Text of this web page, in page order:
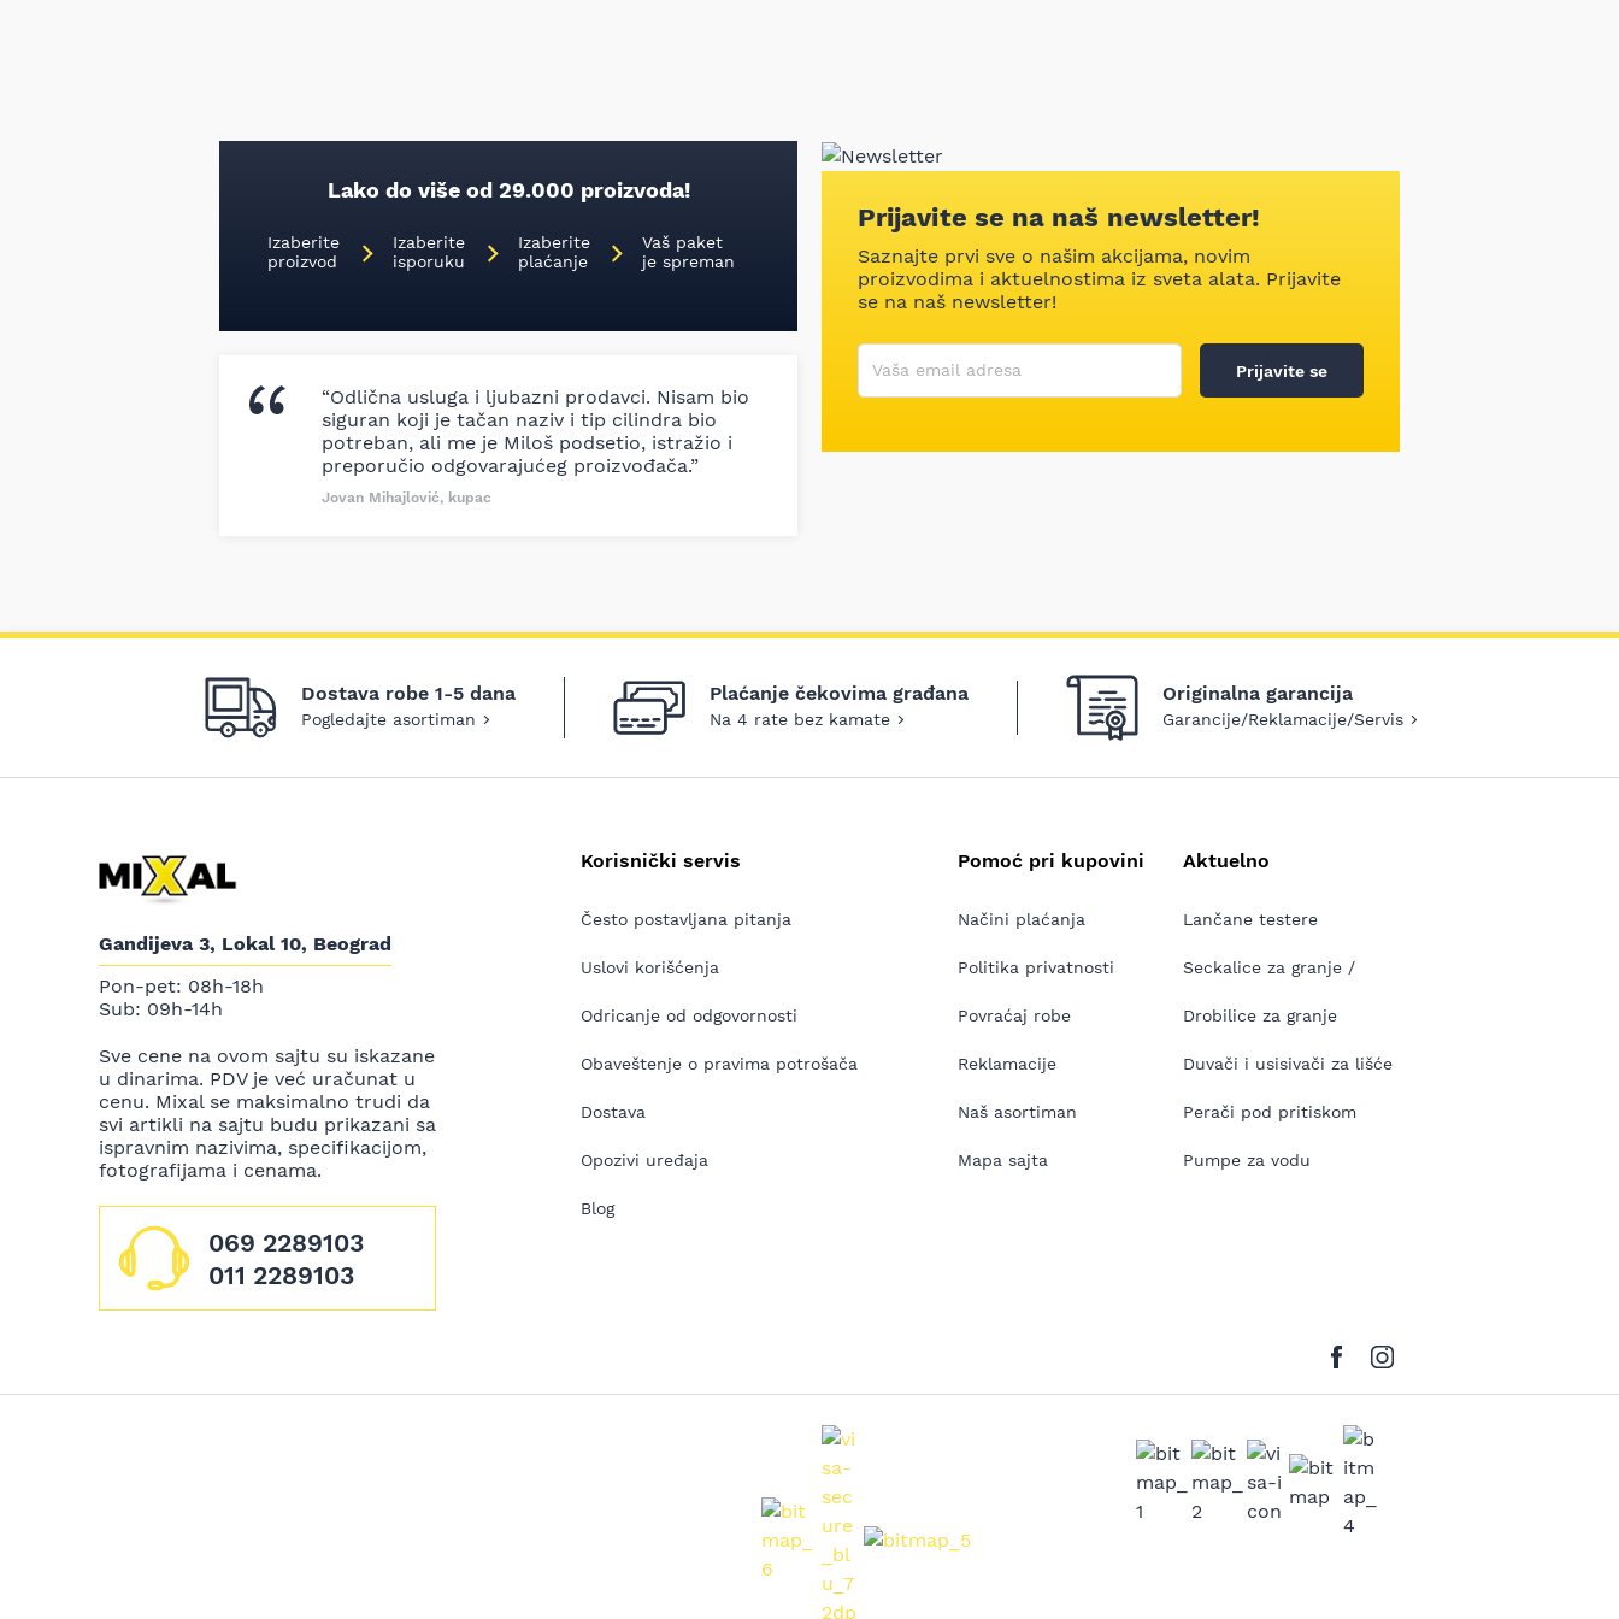
Lako do više od 29.000 proizvoda!
Izaberite
proizvod
Izaberite
isporuku
Izaberite
plaćanje
Vaš paket
je spreman
“Odlična usluga i ljubazni prodavci. Nisam bio
siguran koji je tačan naziv i tip cilindra bio
potreban, ali me je Miloš podsetio, istražio i
preporučio odgovarajućeg proizvođača.”
Jovan Mihajlović, kupac
Prijavite se na naš newsletter!
Saznajte prvi sve o našim akcijama, novim
proizvodima i aktuelnostima iz sveta alata. Prijavite
se na naš newsletter!
Korisničko ime
Vaša email adresa
Prijavite se
Dostava robe 1-5 dana
Pogledajte asortiman
Plaćanje čekovima građana
Na 4 rate bez kamate
Originalna garancija
Garancije/Reklamacije/Servis
Gandijeva 3, Lokal 10, Beograd
Pon-pet: 08h-18h
Sub: 09h-14h
Sve cene na ovom sajtu su iskazane
u dinarima. PDV je već uračunat u
cenu. Mixal se maksimalno trudi da
svi artikli na sajtu budu prikazani sa
ispravnim nazivima, specifikacijom,
fotografijama i cenama.
069 2289103
011 2289103
Korisnički servis
Često postavljana pitanja
Uslovi korišćenja
Odricanje od odgovornosti
Obaveštenje o pravima potrošača
Dostava
Opozivi uređaja
Blog
Pomoć pri kupovini
Načini plaćanja
Politika privatnosti
Povraćaj robe
Reklamacije
Naš asortiman
Mapa sajta
Aktuelno
Lančane testere
Seckalice za granje /
Drobilice za granje
Duvači i usisivači za lišće
Perači pod pritiskom
Pumpe za vodu